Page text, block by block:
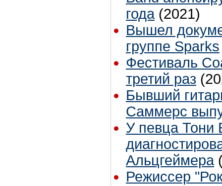
года (2021)
Вышел
группе Sparks
Фестиваль
третий раз
Бывший
Саммерс
У певца Тони
Альцгеймера
Режиссер